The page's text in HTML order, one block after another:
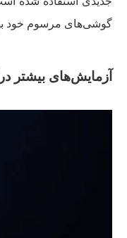
گوشی‌های مرسوم خود
آزمایش‌های بیشتر در